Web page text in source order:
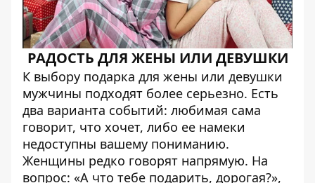
РАДОСТЬ ДЛЯ ЖЕНЫ ИЛИ ДЕВУШКИ
К выбору подарка для жены или девушки
мужчины подходят более серьезно. Есть
два варианта событий: любимая сама
говорит, что хочет, либо ее намеки
недоступны вашему пониманию.
Женщины редко говорят напрямую. На
вопрос: «А что тебе подарить, дорогая?»,